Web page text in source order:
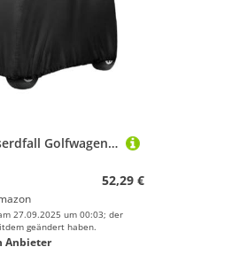
Starker Wasserdfall Golfwagenabdeckung Für Club Car 4 Passagier Erweitertes Dach Freien Golfwagen Zubehör Abdeckung
52,29 €
27.09.2025 um 00:03; der
geändert haben.
Anbieter